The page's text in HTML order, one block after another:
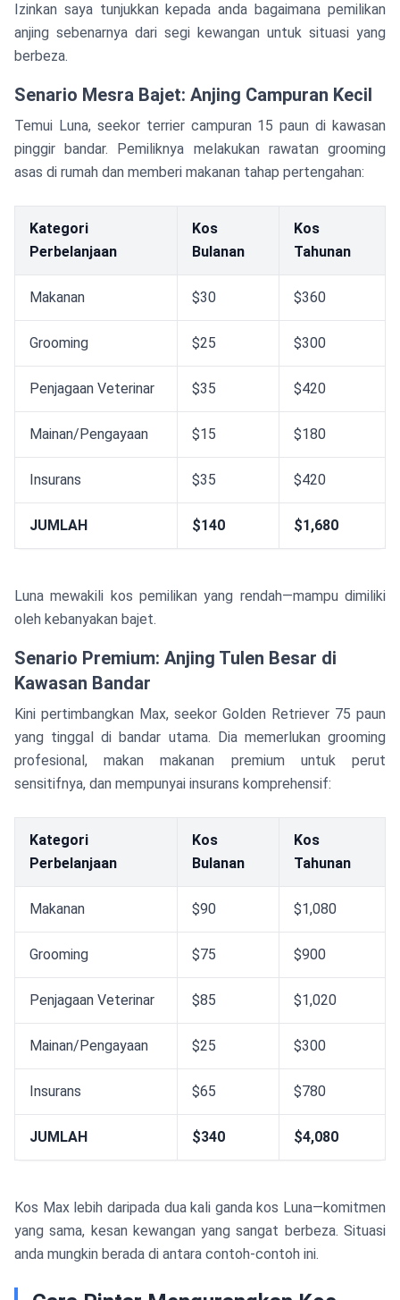
Izinkan saya tunjukkan kepada anda bagaimana pemilikan
anjing sebenarnya dari segi kewangan untuk situasi yang
berbeza.
Senario Mesra Bajet: Anjing Campuran Kecil
Temui Luna, seekor terrier campuran 15 paun di kawasan
pinggir bandar. Pemiliknya melakukan rawatan grooming
asas di rumah dan memberi makanan tahap pertengahan:
Kategori
Perbelanjaan
Kos
Bulanan
Kos
Tahunan
Makanan $30 $360
Grooming $25 $300
Penjagaan Veterinar $35 $420
Mainan/Pengayaan $15 $180
Insurans $35 $420
JUMLAH $140 $1,680
Luna mewakili kos pemilikan yang rendah—mampu dimiliki
oleh kebanyakan bajet.
Senario Premium: Anjing Tulen Besar di
Kawasan Bandar
Kini pertimbangkan Max, seekor Golden Retriever 75 paun
yang tinggal di bandar utama. Dia memerlukan grooming
profesional, makan makanan premium untuk perut
sensitifnya, dan mempunyai insurans komprehensif:
Kategori
Perbelanjaan
Kos
Bulanan
Kos
Tahunan
Makanan $90 $1,080
Grooming $75 $900
Penjagaan Veterinar $85 $1,020
Mainan/Pengayaan $25 $300
Insurans $65 $780
JUMLAH $340 $4,080
Kos Max lebih daripada dua kali ganda kos Luna—komitmen
yang sama, kesan kewangan yang sangat berbeza. Situasi
anda mungkin berada di antara contoh-contoh ini.